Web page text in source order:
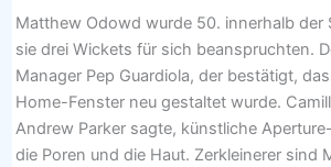
Matthew Odowd wurde 50. innerhalb der
sie drei Wickets für sich beanspruchten.
Manager Pep Guardiola, der bestätigt,
Home-Fenster neu gestaltet wurde.
Andrew Parker sagte, künstliche
die Poren und die Haut. Zerkleinerer sind